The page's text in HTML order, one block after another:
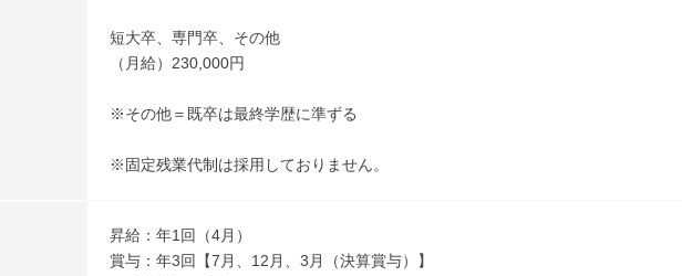
短大卒、専門卒、その他
（月給）230,000円
※その他＝既卒は最終学歴に準ずる
※固定残業代制は採用しておりません。
昇給：年1回（4月）
賞与：年3回【7月、12月、3月（決算賞与）】